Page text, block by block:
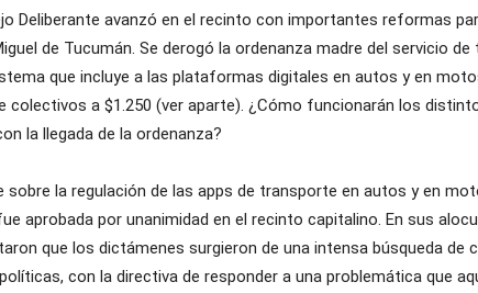
Deliberante avanzó en el recinto con importantes reformas
de Tucumán. Se derogó la ordenanza madre del servicio
que incluye a las plataformas digitales en autos y en
colectivos a $1.250 (ver aparte). ¿Cómo funcionarán los
la llegada de la ordenanza?
sobre la regulación de las apps de transporte en autos y en
aprobada por unanimidad en el recinto capitalino. En sus
que los dictámenes surgieron de una intensa búsqueda de
con la directiva de responder a una problemática que